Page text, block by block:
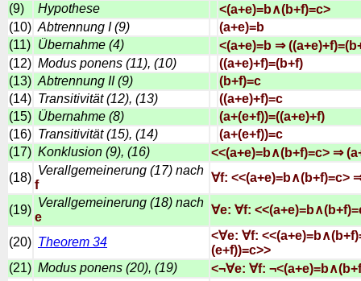
(9)
Hypothese
<(a+e)=b∧(b+f)=c>
(10) Abtrennung I (9)
(a+e)=b
(11) Übernahme (4)
<(a+e)=b ⇒
(12) Modus ponens (11), (10)
((a+e)+f)=(b+f)
(13) Abtrennung II (9)
(b+f)=c
(14) Transitivität (12), (13)
((a+e)+f)=c
(15) Übernahme (8)
(a+(e+f))=((a+e)+f)
(16) Transitivität (15), (14)
(a+(e+f))=c
(17) Konklusion (9), (16)
<<(a+e)=b∧(b+f)=c> ⇒
(18)
Verallgemeinerung (17) nach
f
∀f: <<(a+e)=b∧(b+f)=c>
(19)
Verallgemeinerung (18) nach
e
∀e: ∀f:
(20) Theorem 34
<∀e: ∀f:
(e+f))=c>>
(21) Modus ponens (20), (19)
<¬∀e: ∀f: